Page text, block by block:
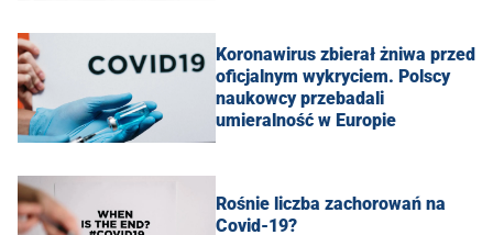
Koronawirus zbierał żniwa przed
oficjalnym wykryciem. Polscy
naukowcy przebadali
umieralność w Europie
Rośnie liczba zachorowań na
Covid-19?